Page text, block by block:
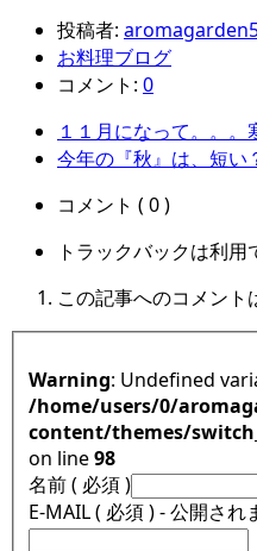
投稿者:
お料理ブログ
コメント: 0
１１月になって。。。
今年の『秋』は、短い
コメント ( 0 )
トラックバックは利用
この記事へのコメント
Warning : Undefined
/home/users/0/
content/themes/
on line98
名前 ( 必須 )
E-MAIL ( 必須 ) - 公開され